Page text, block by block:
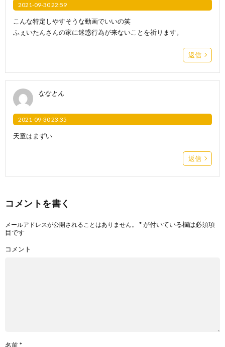
2021-09-30 22:59
こんな特定しやすそうな動画でいいの笑
ふぇいたんさんの家に迷惑行為が来ないことを祈ります。
返信
ななとん
2021-09-30 23:35
天童はまずい
返信
コメントを書く
メールアドレスが公開されることはありません。 *が付いている欄は必須項
目です
コメント
名前*